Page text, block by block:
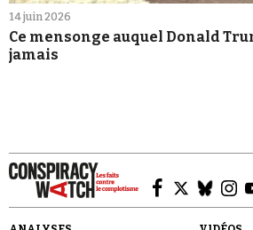
14 juin 2026
Ce mensonge auquel Donald
jamais